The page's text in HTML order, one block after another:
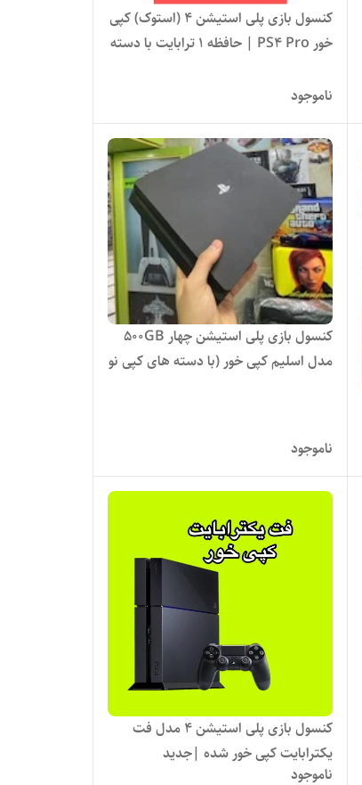
کنسول بازی پلی استیشن 4 (استوک) کپی
خور PS4 Pro | حافظه 1 ترابایت با دسته
ناموجود
کنسول بازی پلی استیشن چهار 500GB
مدل اسلیم کپی خور (با دسته های کپی نو
ناموجود
کنسول بازی پلی استیشن 4 مدل فت
یکترابایت کپی خور شده |جدید
ناموجود